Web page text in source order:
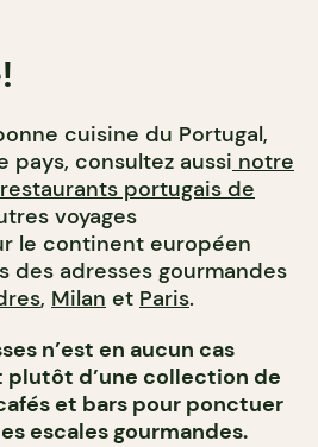
cuisine du Portugal,
pays, consultez aussi notre
portugais de
voyages
le continent européen
des adresses gourmandes
, Milan et Paris.
n’est en aucun cas
plutôt d’une collection de
et bars pour ponctuer
escales gourmandes.